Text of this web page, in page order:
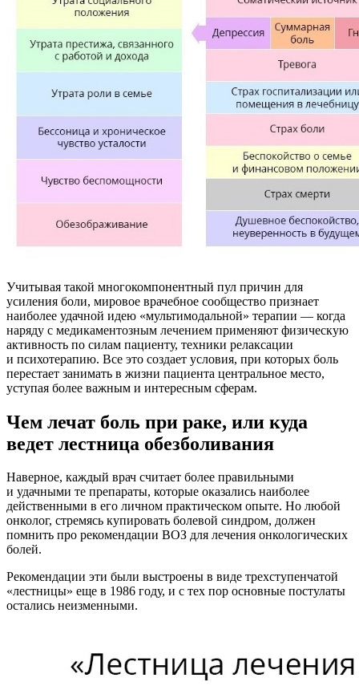
Учитывая такой многокомпонентный пул причин для
усиления боли, мировое врачебное сообщество признает
наиболее удачной идею «мультимодальной» терапии — когда
наряду с медикаментозным лечением применяют физическую
активность по силам пациенту, техники релаксации
и психотерапию. Все это создает условия, при которых боль
перестает занимать в жизни пациента центральное место,
уступая более важным и интересным сферам.
Чем лечат боль при раке, или куда
ведет лестница обезболивания
Наверное, каждый врач считает более правильными
и удачными те препараты, которые оказались наиболее
действенными в его личном практическом опыте. Но любой
онколог, стремясь купировать болевой синдром, должен
помнить про рекомендации ВОЗ для лечения онкологических
болей.
Рекомендации эти были выстроены в виде трехступенчатой
«лестницы» еще в 1986 году, и с тех пор основные постулаты
остались неизменными.